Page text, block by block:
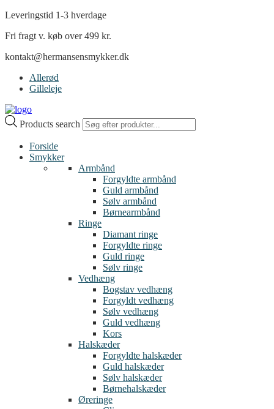
Leveringstid 1-3 hverdage
Fri fragt v. køb over 499 kr.
kontakt@hermansensmykker.dk
Allerød
Gilleleje
Products search
Forside
Smykker
Armbånd
Forgyldte armbånd
Guld armbånd
Sølv armbånd
Børnearmbånd
Ringe
Diamant ringe
Forgyldte ringe
Guld ringe
Sølv ringe
Vedhæng
Bogstav vedhæng
Forgyldt vedhæng
Sølv vedhæng
Guld vedhæng
Kors
Halskæder
Forgyldte halskæder
Guld halskæder
Sølv halskæder
Børnehalskæder
Øreringe